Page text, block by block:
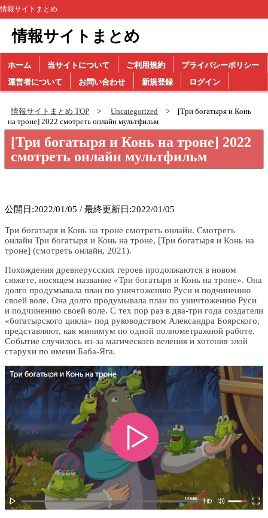
情報サイトまとめ
情報サイトまとめ
ホーム 当サイトについて ご利用規約
プライバシーポリシー
運営者について
お問い合わせ 新規登録 ログイン
情報サイトまとめ TOP Uncategorized
[Три богатыря и Конь
на троне] 2022 смотреть онлайн мультфильм
[Три богатыря и Конь на троне] 2022
смотреть онлайн мультфильм
公開日:2022/01/05 / 最終更新日:2022/01/05
Три богатыря и Конь на троне смотреть онлайн. Смотреть
онлайн Три богатыря и Конь на троне, [Три богатыря и Конь на
троне] (смотреть онлайн, 2021).
Похождения древнерусских героев продолжаются в новом
сюжете, носящем название «Три богатыря и Конь на троне». Она
долго продумывала план по уничтожению Руси и подчинению
своей воле. Она долго продумывала план по уничтожению Руси
и подчинению своей воле. С тех пор раз в два-три года создатели
«богатырского цикла» под руководством Александра Боярского,
представляют, как минимум по одной полнометражной работе.
Событие случилось из-за магического веления и хотения злой
старухи по имени Баба-Яга.